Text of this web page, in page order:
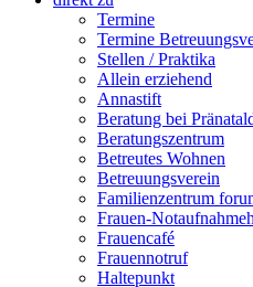
Termine
Termine
Stellen / Praktika
Allein erziehend
Annastift
Beratung bei
Beratungszentrum
Betreutes Wohnen
Betreuungsverein
Familienzentrum
Frauen-
Frauencafé
Frauennotruf
Haltepunkt